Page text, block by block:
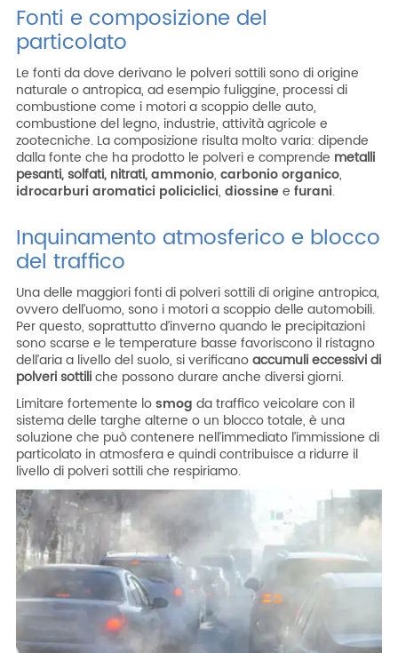
Fonti e composizione del
particolato
Le fonti da dove derivano le polveri sottili sono di origine
naturale o antropica, ad esempio fuliggine, processi di
combustione come i motori a scoppio delle auto,
combustione del legno, industrie, attività agricole e
zootecniche. La composizione risulta molto varia: dipende
dalla fonte che ha prodotto le polveri e comprende metalli
pesanti, solfati, nitrati,ammonio, carbonio organico,
idrocarburi aromatici policiclici, diossinee furani.
Inquinamento atmosferico e blocco
del traffico
Una delle maggiori fonti di polveri sottili di origine antropica,
ovvero dell’uomo, sono i motori a scoppio delle automobili.
Per questo, soprattutto d’inverno quando le precipitazioni
sono scarse e le temperature basse favoriscono il ristagno
dell’aria a livello del suolo, si verificanoaccumuli eccessivi di
polveri sottiliche possono durare anche diversi giorni.
Limitare fortemente losmog da traffico veicolare con il
sistema delle targhe alterne o un blocco totale, è una
soluzione che può contenere nell’immediato l’immissione di
particolato in atmosfera e quindi contribuisce a ridurre il
livello di polveri sottili che respiriamo.